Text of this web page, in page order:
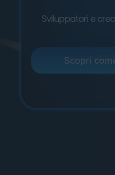
Svlluppatori e
Scopri